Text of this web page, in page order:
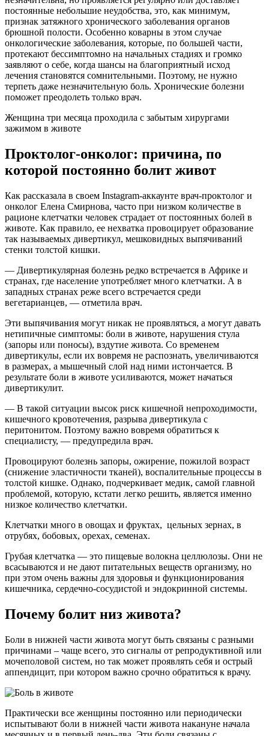
постоянные небольшие неудобства, это, как минимум,
признак затяжного хронического заболевания органов
брюшной полости. Особенно коварны в этом случае
онкологические заболевания, которые, по большей части,
протекают бессимптомно на начальных стадиях и громко
заявляют о себе, когда шансы на благоприятный исход
лечения становятся сомнительными. Поэтому, не нужно
терпеть даже незначительную боль. Хронические болезни
поможет преодолеть только врач.
Женщина три месяца проходила с забытым хирургами
зажимом в животе
Проктолог-онколог: причина, по
которой постоянно болит живот
Как рассказала в своем Instagram-аккаунте врач-проктолог и
онколог Елена Смирнова, часто при низком количестве в
рационе клетчатки человек страдает от постоянных болей в
животе. Как правило, ее нехватка провоцирует образование
так называемых дивертикул, мешковидных выпячиваний
стенки толстой кишки.
— Дивертикулярная болезнь редко встречается в Африке и
странах, где население употребляет много клетчатки. А в
западных странах реже всего встречается среди
вегетарианцев, — отметила врач.
Эти выпячивания могут никак не проявляться, а могут давать
нетипичные симптомы: боли в животе, нарушения стула
(запоры или поносы), вздутие живота. Со временем
дивертикулы, если их вовремя не распознать, увеличиваются
в размерах, а мышечный слой над ними истончается. В
результате боли в животе усиливаются, может начаться
дивертикулит.
— В такой ситуации высок риск кишечной непроходимости,
кишечного кровотечения, разрыва дивертикула с
перитонитом. Поэтому важно вовремя обратиться к
специалисту, — предупредила врач.
Провоцируют болезнь запоры, ожирение, пожилой возраст
(снижение эластичности тканей), воспалительные процессы в
толстой кишке. Однако, подчеркивает медик, самой главной
проблемой, которую, кстати легко решить, является именно
низкое количество клетчатки.
Клетчатки много в овощах и фруктах, цельных зернах, в
отрубях, бобовых, орехах, семенах.
Грубая клетчатка — это пищевые волокна целлюлозы. Они не
всасываются и не дают питательных веществ организму, но
при этом очень важны для здоровья и функционирования
кишечника, сердечно-сосудистой и эндокринной системы.
Почему болит низ живота?
Боли в нижней части живота могут быть связаны с разными
причинами – чаще всего, это сигналы от репродуктивной или
мочеполовой систем, но так может проявлять себя и острый
аппендицит, при котором важно срочно обратиться к врачу.
Практически все женщины постоянно или периодически
испытывают боли в нижней части живота накануне начала